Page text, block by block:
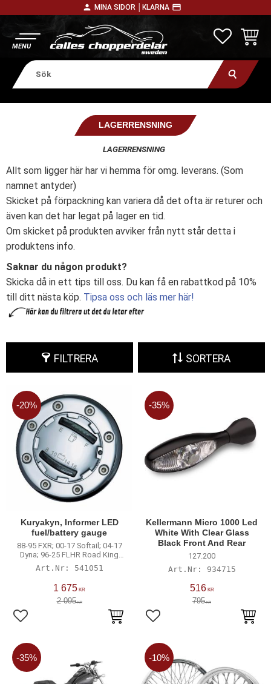
person MINA SIDOR │ KLARNA payment
LAGERRENSNING
LAGERRENSNING
Allt som ligger här har vi hemma för omg. leverans. (Som
namnet antyder)
Skicket på förpackning kan variera då det ofta är returer och
även kan det har legat på lager en tid.
Om skicket på produkten avviker från nytt står detta i
produktens info.
Saknar du någon produkt?
Skicka då in ett tips till oss. Du kan få en rabattkod på 10%
till ditt nästa köp. Tipsa oss och läs mer här!
FILTRERA SORTERA
Kuryakyn, Informer LED
fuel/battery gauge
88-95 FXR; 00-17 Softail; 04-17
Dyna; 96-25 FLHR Road King
mode
541051
1 675 KR
2 095KR
20%
Lägg till i favoriter
Kellermann Micro 1000 Led
White With Clear Glass
Black Front And Rear
127.200
934715
516KR
795KR
35%
Lägg till i favoriter
35% 10%